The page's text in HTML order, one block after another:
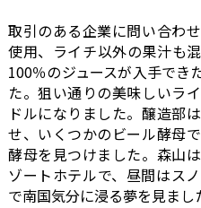
取引のある企業に問い合わ
使用、ライチ以外の果汁も
100％のジュースが入手でき
た。狙い通りの美味しいラ
ドルになりました。醸造部
せ、いくつかのビール酵母
酵母を見つけました。森山
ゾートホテルで、昼間はス
で南国気分に浸る夢を見まし